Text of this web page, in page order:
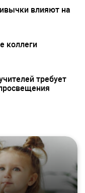
влияют на
коллеги
требует